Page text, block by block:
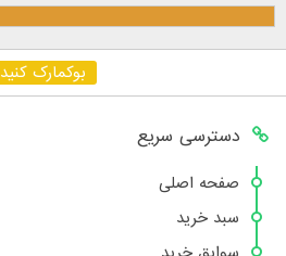
بوکمارک کنید
دسترسی سریع
صفحه اصلی
سبد خرید